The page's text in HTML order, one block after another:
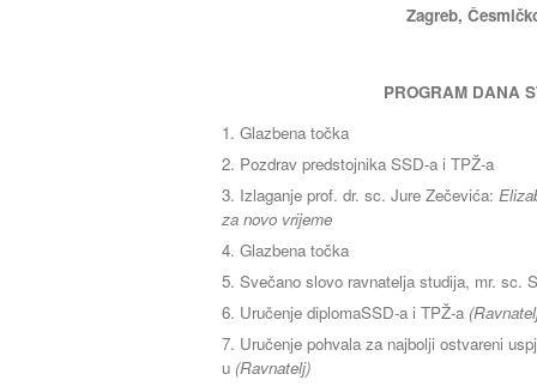
Zagreb,
PROGRAM DANA
Glazbena točka
Pozdrav predstojnika SSD-a i TPŽ-a
Izlaganje prof. dr. sc. Jure Zečevića:
za novo vrijeme
Glazbena točka
Svečano slovo ravnatelja studija, mr. sc.
Uručenje diplomaSSD-a i TPŽ-a
Uručenje pohvala za najbolji ostvareni
u (Ravnatelj)